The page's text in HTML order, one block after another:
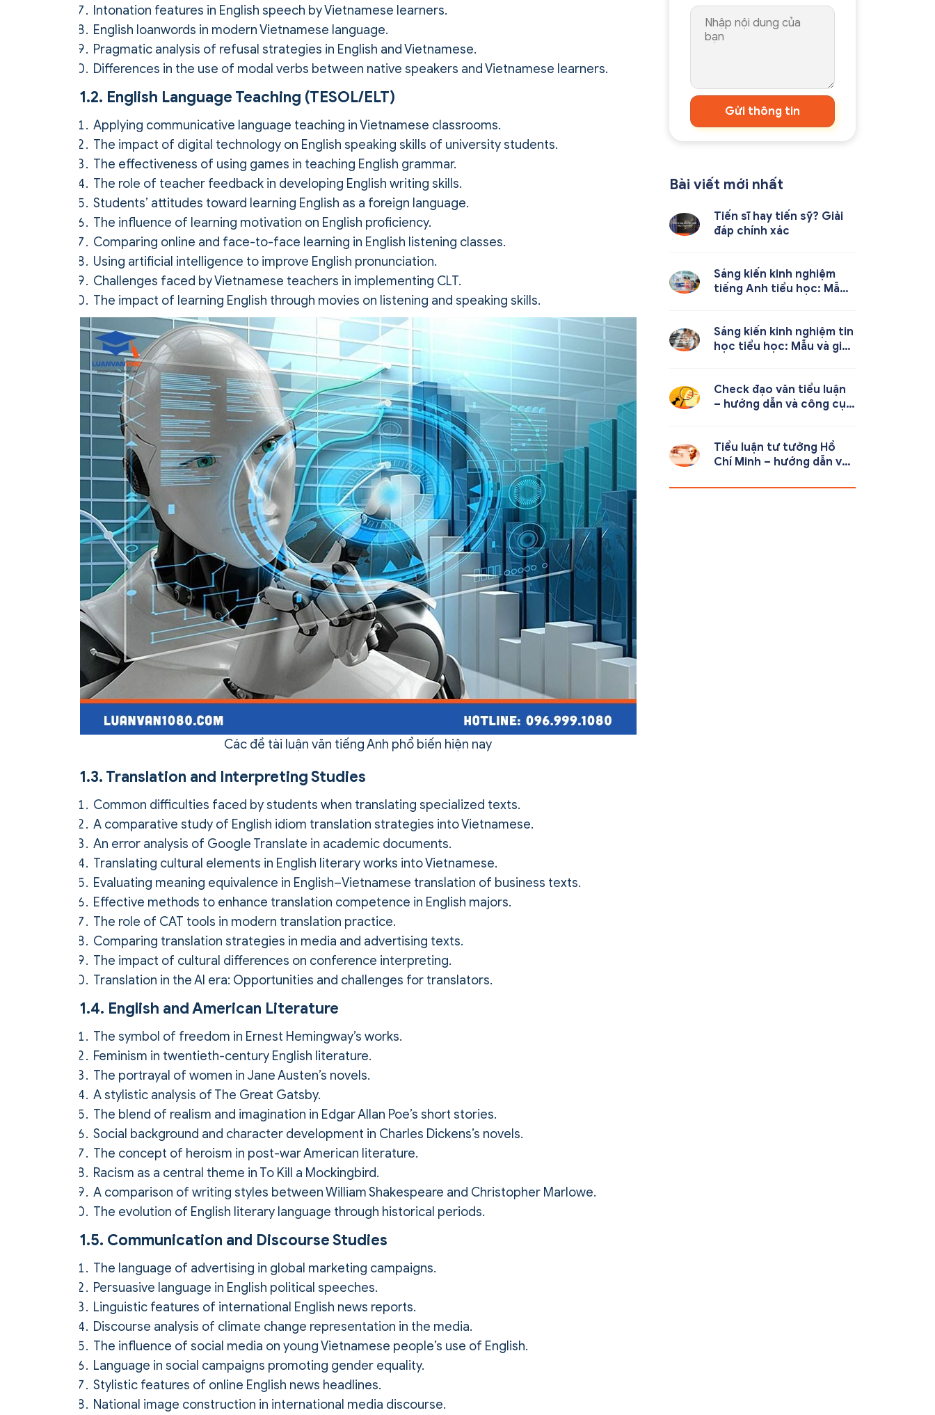
Intonation features in English speech by Vietnamese learners.
English loanwords in modern Vietnamese language.
Pragmatic analysis of refusal strategies in English and Vietnamese.
Differences in the use of modal verbs between native speakers and Vietnamese learners.
1.2. English Language Teaching (TESOL/ELT)
Applying communicative language teaching in Vietnamese classrooms.
The impact of digital technology on English speaking skills of university students.
The effectiveness of using games in teaching English grammar.
The role of teacher feedback in developing English writing skills.
Students’ attitudes toward learning English as a foreign language.
The influence of learning motivation on English proficiency.
Comparing online and face-to-face learning in English listening classes.
Using artificial intelligence to improve English pronunciation.
Challenges faced by Vietnamese teachers in implementing CLT.
The impact of learning English through movies on listening and speaking skills.
Các đề tài luận văn tiếng Anh phổ biến hiện nay
1.3. Translation and Interpreting Studies
Common difficulties faced by students when translating specialized texts.
A comparative study of English idiom translation strategies into Vietnamese.
An error analysis of Google Translate in academic documents.
Translating cultural elements in English literary works into Vietnamese.
Evaluating meaning equivalence in English–Vietnamese translation of business texts.
Effective methods to enhance translation competence in English majors.
The role of CAT tools in modern translation practice.
Comparing translation strategies in media and advertising texts.
The impact of cultural differences on conference interpreting.
Translation in the AI era: Opportunities and challenges for translators.
1.4. English and American Literature
The symbol of freedom in Ernest Hemingway’s works.
Feminism in twentieth-century English literature.
The portrayal of women in Jane Austen’s novels.
A stylistic analysis of The Great Gatsby.
The blend of realism and imagination in Edgar Allan Poe’s short stories.
Social background and character development in Charles Dickens’s novels.
The concept of heroism in post-war American literature.
Racism as a central theme in To Kill a Mockingbird.
A comparison of writing styles between William Shakespeare and Christopher Marlowe.
The evolution of English literary language through historical periods.
1.5. Communication and Discourse Studies
The language of advertising in global marketing campaigns.
Persuasive language in English political speeches.
Linguistic features of international English news reports.
Discourse analysis of climate change representation in the media.
The influence of social media on young Vietnamese people’s use of English.
Language in social campaigns promoting gender equality.
Stylistic features of online English news headlines.
National image construction in international media discourse.
Gửi thông tin
Bài viết mới nhất
Tiến sĩ hay tiến sỹ? Giải
đáp chính xác
Sáng kiến kinh nghiệm
tiếng Anh tiểu học: Mẫu
Sáng kiến kinh nghiệm tin
học tiểu học: Mẫu và giải
Check đạo văn tiểu luận
– hướng dẫn và công cụ
Tiểu luận tư tưởng Hồ
Chí Minh – hướng dẫn và